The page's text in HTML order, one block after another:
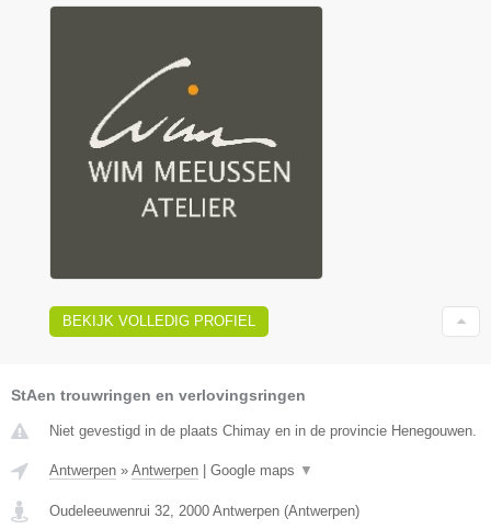
BEKIJK VOLLEDIG PROFIEL
StAen trouwringen en verlovingsringen
Niet gevestigd in de plaats Chimay en in de provincie Henegouwen.
Antwerpen » Antwerpen | Google maps ▼
Oudeleeuwenrui 32 2000 Antwerpen (Antwerpen)